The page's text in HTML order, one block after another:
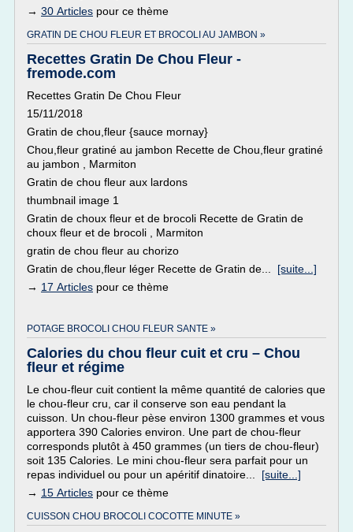
→ 30 Articles pour ce thème
GRATIN DE CHOU FLEUR ET BROCOLI AU JAMBON »
Recettes Gratin De Chou Fleur -
fremode.com
Recettes Gratin De Chou Fleur
15/11/2018
Gratin de chou,fleur {sauce mornay}
Chou,fleur gratiné au jambon Recette de Chou,fleur gratiné
au jambon , Marmiton
Gratin de chou fleur aux lardons
thumbnail image 1
Gratin de choux fleur et de brocoli Recette de Gratin de
choux fleur et de brocoli , Marmiton
gratin de chou fleur au chorizo
Gratin de chou,fleur léger Recette de Gratin de... [suite...]
→ 17 Articles pour ce thème
POTAGE BROCOLI CHOU FLEUR SANTE »
Calories du chou fleur cuit et cru – Chou
fleur et régime
Le chou-fleur cuit contient la même quantité de calories que
le chou-fleur cru, car il conserve son eau pendant la
cuisson. Un chou-fleur pèse environ 1300 grammes et vous
apportera 390 Calories environ. Une part de chou-fleur
corresponds plutôt à 450 grammes (un tiers de chou-fleur)
soit 135 Calories. Le mini chou-fleur sera parfait pour un
repas individuel ou pour un apéritif dinatoire... [suite...]
→ 15 Articles pour ce thème
CUISSON CHOU BROCOLI COCOTTE MINUTE »